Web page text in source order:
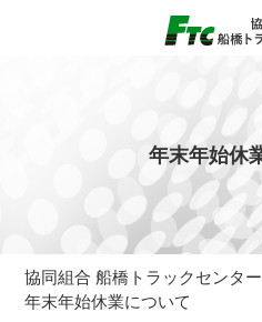
組合概要
年末年始休
協同組合 船橋トラックセンター
年末年始休業について